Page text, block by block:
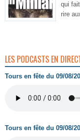
qui
rire
LES PODCASTS EN
Tours en fête du 09/08/
Tours en fête du 09/08/